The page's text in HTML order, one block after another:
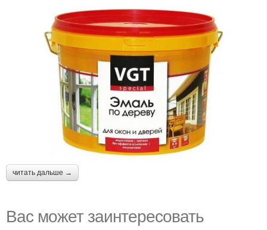
читать дальше →
Вас может заинтересовать